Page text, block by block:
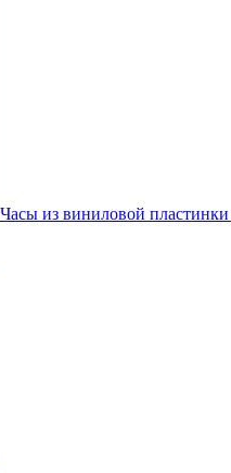
Часы из виниловой